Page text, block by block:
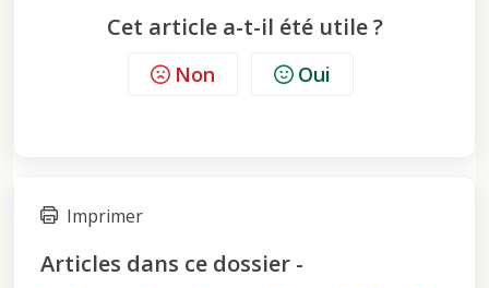
Cet article a-t-il été utile ?
Non Oui
Imprimer
Articles dans ce dossier -